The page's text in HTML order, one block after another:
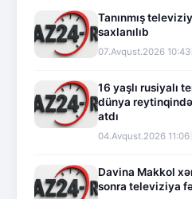
Tanınmış
saxlanılıb
07.Avqust.2026 10:43
16 yaşlı rusiyalı
dünya
atdı
04.Avqust.2026 11:06
Davina Makkol
sonra televiziya